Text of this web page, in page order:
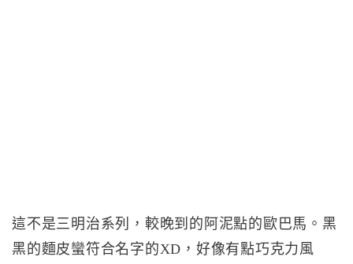
這不是三明治系列，較晚到的阿泥點的歐巴馬。黑
黑的麵皮蠻符合名字的XD，好像有點巧克力風